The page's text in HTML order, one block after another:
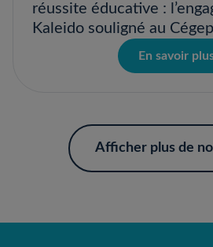
réussite éducative :
Kaleido souligné au
En savoir
Afficher plus de